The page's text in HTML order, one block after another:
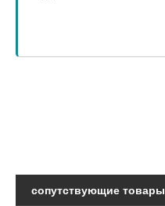
сопутствующие товары